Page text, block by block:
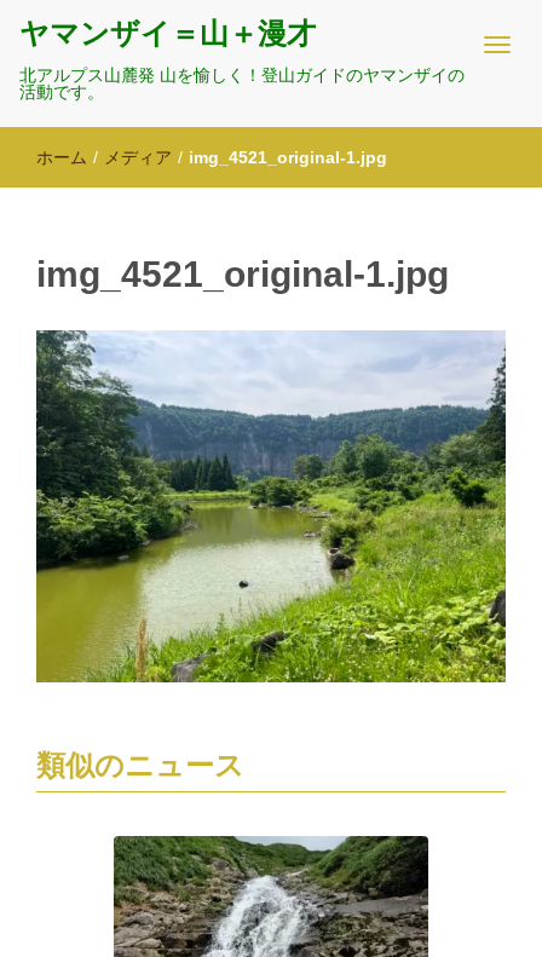
ヤマンザイ＝山＋漫才
北アルプス山麓発 山を愉しく！登山ガイドのヤマンザイの
活動です。
ホーム / メディア / img_4521_original-1.jpg
img_4521_original-1.jpg
類似のニュース